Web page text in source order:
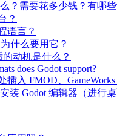
？需要花多少钱？有哪
？
语言？
什么要用它？
动机是什么？
does Godot support?
插入 FMOD、
装 Godot 编辑器（进行